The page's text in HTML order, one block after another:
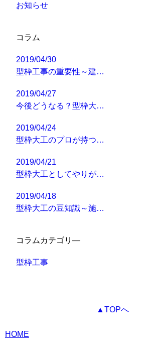
お知らせ
コラム
2019/04/30
型枠工事の重要性～建…
2019/04/27
今後どうなる？型枠大…
2019/04/24
型枠大工のプロが持つ…
2019/04/21
型枠大工としてやりが…
2019/04/18
型枠大工の豆知識～施…
コラムカテゴリ―
型枠工事
▲TOPへ
HOME